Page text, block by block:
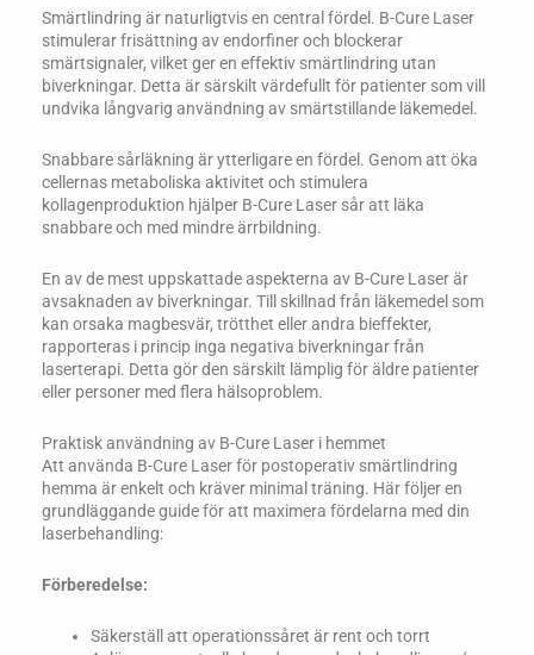
Smärtlindring är naturligtvis en central fördel. B-Cure Laser
stimulerar frisättning av endorfiner och blockerar
smärtsignaler, vilket ger en effektiv smärtlindring utan
biverkningar. Detta är särskilt värdefullt för patienter som vill
undvika långvarig användning av smärtstillande läkemedel.
Snabbare sårläkning är ytterligare en fördel. Genom att öka
cellernas metaboliska aktivitet och stimulera
kollagenproduktion hjälper B-Cure Laser sår att läka
snabbare och med mindre ärrbildning.
En av de mest uppskattade aspekterna av B-Cure Laser är
avsaknaden av biverkningar. Till skillnad från läkemedel som
kan orsaka magbesvär, trötthet eller andra bieffekter,
rapporteras i princip inga negativa biverkningar från
laserterapi. Detta gör den särskilt lämplig för äldre patienter
eller personer med flera hälsoproblem.
Praktisk användning av B-Cure Laser i hemmet
Att använda B-Cure Laser för postoperativ smärtlindring
hemma är enkelt och kräver minimal träning. Här följer en
grundläggande guide för att maximera fördelarna med din
laserbehandling:
Förberedelse:
Säkerställ att operationssåret är rent och torrt